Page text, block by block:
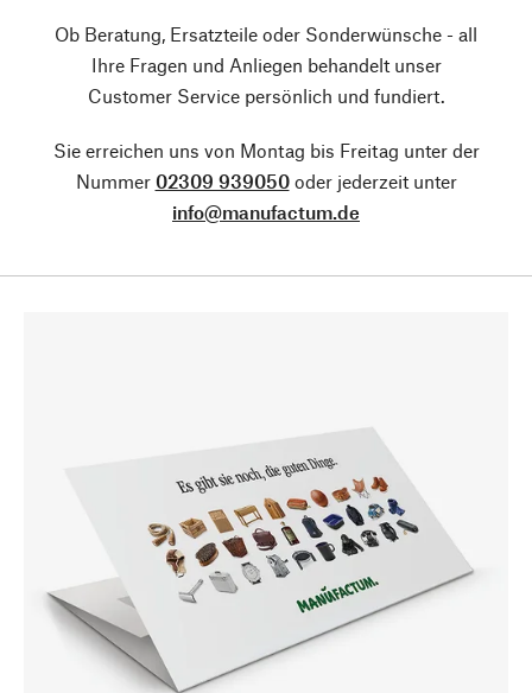
Ob Beratung, Ersatzteile oder Sonderwünsche - all
Ihre Fragen und Anliegen behandelt unser
Customer Service persönlich und fundiert.
Sie erreichen uns von Montag bis Freitag unter der
Nummer 02309 939050oder jederzeit unter
info@manufactum.de